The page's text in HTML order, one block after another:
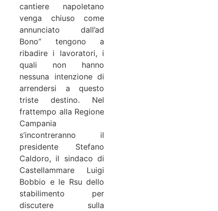
cantiere napoletano
venga chiuso come
annunciato dall’ad
Bono” tengono a
ribadire i lavoratori, i
quali non hanno
nessuna intenzione di
arrendersi a questo
triste destino. Nel
frattempo alla Regione
Campania
s’incontreranno il
presidente Stefano
Caldoro, il sindaco di
Castellammare Luigi
Bobbio e le Rsu dello
stabilimento per
discutere sulla